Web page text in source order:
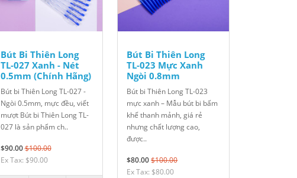
Bút Bi Thiên Long
TL-027 Xanh - Nét
0.5mm (Chính Hãng)
Bút bi Thiên Long TL-027 -
Ngòi 0.5mm, mực đều, viết
mượt Bút bi Thiên Long TL-
027 là sản phẩm ch..
$90.00$100.00
Ex Tax: $90.00
Bút Bi Thiên Long
TL-023 Mực Xanh
Ngòi 0.8mm
Bút bi Thiên Long TL-023
mực xanh – Mẫu bút bi bấm
khế thanh mảnh, giá rẻ
nhưng chất lượng cao,
được..
$80.00$100.00
Ex Tax: $80.00